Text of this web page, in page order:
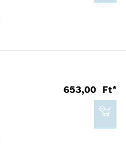
bruttó
bruttó
teszem
653,00 Ft*